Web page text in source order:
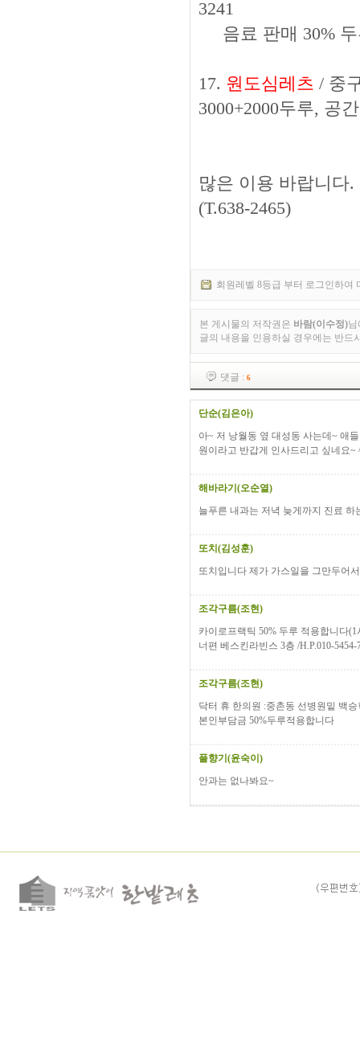
3241
음료 판매 30% 두
17. 원도심레츠 / 중
3000+2000두루, 공
많은 이용 바랍니다
(T.638-2465)
회원레벨 8등급 부터 로그인하여
본 게시물의 저작권은 바람(이수정)님
글의 내용을 인용하실 경우에는 반드
댓글 : 6
단순(김은아)
아~ 저 낭월동 옆 대성동 사는데~ 애
원이라고 반갑게 인사드리고 싶네요~
해바라기(오순열)
늘푸른 내과는 저녁 늦게까지 진료
또치(김성훈)
또치입니다 제가 가스일을 그만두어
조각구름(조현)
카이로프랙틱 50% 두루 적용합니다
너편 베스킨라빈스 3층 /H.P.010-
조각구름(조현)
닥터 휴 한의원 :중촌동 선병원밑 백
본인부담금 50%두루적용합니다
풀향기(윤숙이)
안과는 없나봐요~